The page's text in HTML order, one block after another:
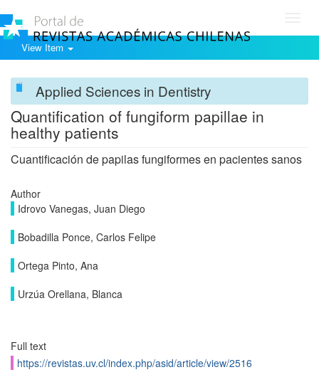
View Item
Applied Sciences in Dentistry
Quantification of fungiform papillae in
healthy patients
Cuantificación de papilas fungiformes en pacientes sanos
Author
Idrovo Vanegas, Juan Diego
Bobadilla Ponce, Carlos Felipe
Ortega Pinto, Ana
Urzúa Orellana, Blanca
Full text
https://revistas.uv.cl/index.php/asid/article/view/2516